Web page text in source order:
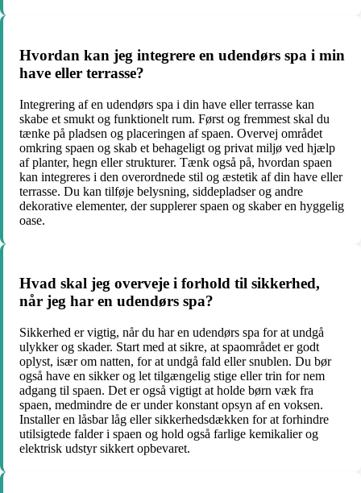
Hvordan kan jeg integrere en udendørs spa i min
have eller terrasse?
Integrering af en udendørs spa i din have eller terrasse kan
skabe et smukt og funktionelt rum. Først og fremmest skal du
tænke på pladsen og placeringen af spaen. Overvej området
omkring spaen og skab et behageligt og privat miljø ved hjælp
af planter, hegn eller strukturer. Tænk også på, hvordan spaen
kan integreres i den overordnede stil og æstetik af din have eller
terrasse. Du kan tilføje belysning, siddepladser og andre
dekorative elementer, der supplerer spaen og skaber en hyggelig
oase.
Hvad skal jeg overveje i forhold til sikkerhed,
når jeg har en udendørs spa?
Sikkerhed er vigtig, når du har en udendørs spa for at undgå
ulykker og skader. Start med at sikre, at spaområdet er godt
oplyst, især om natten, for at undgå fald eller snublen. Du bør
også have en sikker og let tilgængelig stige eller trin for nem
adgang til spaen. Det er også vigtigt at holde børn væk fra
spaen, medmindre de er under konstant opsyn af en voksen.
Installer en låsbar låg eller sikkerhedsdækken for at forhindre
utilsigtede falder i spaen og hold også farlige kemikalier og
elektrisk udstyr sikkert opbevaret.